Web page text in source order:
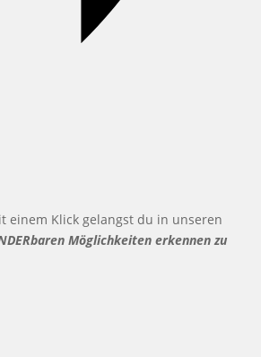
einem Klick gelangst du in unseren
Möglichkeiten erkennen zu